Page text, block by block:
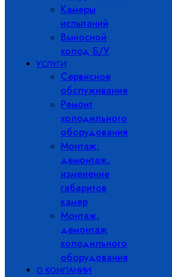
Камеры
испытаний
Выносной
холод Б/У
УСЛУГИ
Сервисное
обслуживание
Ремонт
холодильного
оборудования
Монтаж,
демонтаж,
изменение
габаритов
камер
Монтаж,
демонтаж
холодильного
оборудования
О КОМПАНИИ